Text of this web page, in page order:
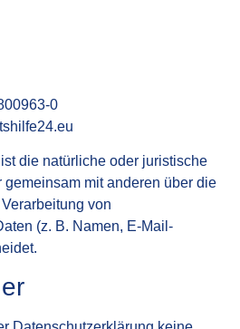
0
die natürliche oder juristische
gemeinsam mit anderen über die
von
(z. B. Namen, E-Mail-